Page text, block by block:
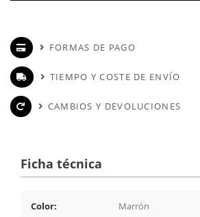
FORMAS DE PAGO
TIEMPO Y COSTE DE ENVÍO
CAMBIOS Y DEVOLUCIONES
Ficha técnica
Color: Marrón